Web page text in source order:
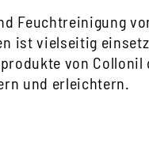
Feuchtreinigung
ist vielseitig
von Collonil
und erleichtern.